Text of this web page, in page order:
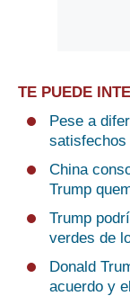
TE PUEDE
Pese a
satisfechos
China
Trump
Trump
verdes de
Donald
acuerdo y